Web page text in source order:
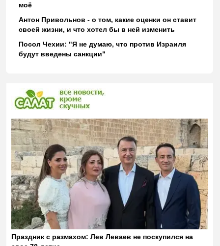
моё
Антон Привольнов - о том, какие оценки он ставит
своей жизни, и что хотел бы в ней изменить
Посол Чехии: "Я не думаю, что против Израиля
будут введены санкции"